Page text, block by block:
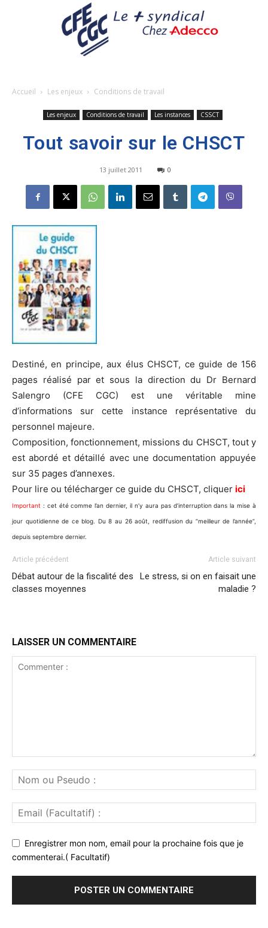
Accueil Les enjeux Conditions de travail
Les enjeux Conditions de travail Les instances CSSCT
Tout savoir sur le CHSCT
13 juillet 2011 0
Destiné, en principe, aux élus CHSCT, ce guide de 156
pages réalisé par et sous la direction du Dr Bernard
Salengro (CFE CGC) est une véritable mine
d’informations sur cette instance représentative du
personnel majeure.
Composition, fonctionnement, missions du CHSCT, tout y
est abordé et détaillé avec une documentation appuyée
sur 35 pages d’annexes.
Pour lire ou télécharger ce guide du CHSCT, cliquer ici
Important : cet été comme l’an dernier, il n’y aura pas d’interruption dans la mise à
jour quotidienne de ce blog. Du 8 au 26 août, rediffusion du “meilleur de l’année”,
depuis septembre dernier.
Article précédent
Débat autour de la fiscalité des
classes moyennes
Article suivant
Le stress, si on en faisait une
maladie ?
LAISSER UN COMMENTAIRE
Enregistrer mon nom, email pour la prochaine fois que je
commenterai.( Facultatif)